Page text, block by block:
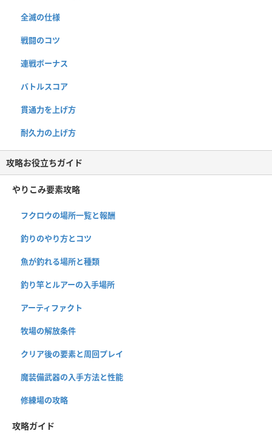
全滅の仕様
戦闘のコツ
連戦ボーナス
バトルスコア
貫通力を上げ方
耐久力の上げ方
攻略お役立ちガイド
やりこみ要素攻略
フクロウの場所一覧と報酬
釣りのやり方とコツ
魚が釣れる場所と種類
釣り竿とルアーの入手場所
アーティファクト
牧場の解放条件
クリア後の要素と周回プレイ
魔装備武器の入手方法と性能
修練場の攻略
攻略ガイド